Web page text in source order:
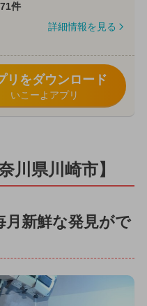
71件
詳細情報を見る
リをダウンロード
いこーよアプリ
川県川崎市】
新鮮な発見がで